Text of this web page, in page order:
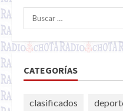
Buscar:
CATEGORÍAS
clasificados